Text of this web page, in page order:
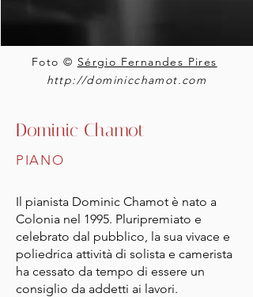
Foto © Sérgio Fernandes Pires
http://dominicchamot.com
Dominic Chamot
PIANO
Il pianista Dominic Chamot è nato a
Colonia nel 1995. Pluripremiato e
celebrato dal pubblico, la sua vivace e
poliedrica attività di solista e camerista
ha cessato da tempo di essere un
consiglio da addetti ai lavori.